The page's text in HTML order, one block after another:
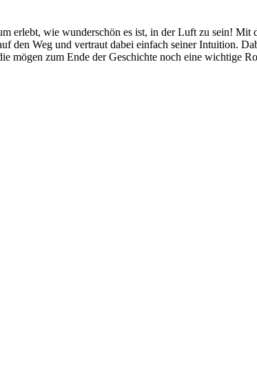
erlebt, wie wunderschön es ist, in der Luft zu sein!
den Weg und vertraut dabei einfach seiner Intuition.
mögen zum Ende der Geschichte noch eine wichtige